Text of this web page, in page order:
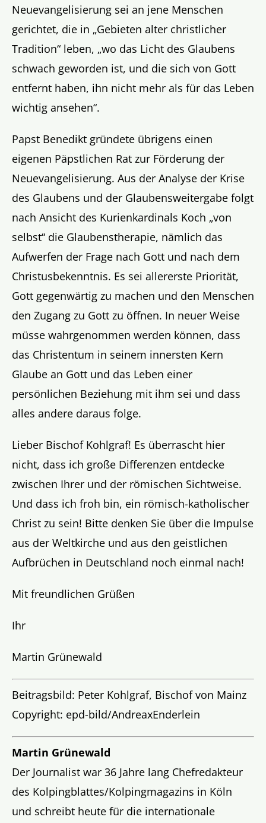
Neuevangelisierung sei an jene Menschen
gerichtet, die in „Gebieten alter christlicher
Tradition“ leben, „wo das Licht des Glaubens
schwach geworden ist, und die sich von Gott
entfernt haben, ihn nicht mehr als für das Leben
wichtig ansehen“.
Papst Benedikt gründete übrigens einen
eigenen Päpstlichen Rat zur Förderung der
Neuevangelisierung. Aus der Analyse der Krise
des Glaubens und der Glaubensweitergabe folgt
nach Ansicht des Kurienkardinals Koch „von
selbst“ die Glaubenstherapie, nämlich das
Aufwerfen der Frage nach Gott und nach dem
Christusbekenntnis. Es sei allererste Priorität,
Gott gegenwärtig zu machen und den Menschen
den Zugang zu Gott zu öffnen. In neuer Weise
müsse wahrgenommen werden können, dass
das Christentum in seinem innersten Kern
Glaube an Gott und das Leben einer
persönlichen Beziehung mit ihm sei und dass
alles andere daraus folge.
Lieber Bischof Kohlgraf! Es überrascht hier
nicht, dass ich große Differenzen entdecke
zwischen Ihrer und der römischen Sichtweise.
Und dass ich froh bin, ein römisch-katholischer
Christ zu sein! Bitte denken Sie über die Impulse
aus der Weltkirche und aus den geistlichen
Aufbrüchen in Deutschland noch einmal nach!
Mit freundlichen Grüßen
Ihr
Martin Grünewald
Beitragsbild: Peter Kohlgraf, Bischof von Mainz
Copyright: epd-bild/AndreaxEnderlein
Martin Grünewald
Der Journalist war 36 Jahre lang Chefredakteur
des Kolpingblattes/Kolpingmagazins in Köln
und schreibt heute für die internationale